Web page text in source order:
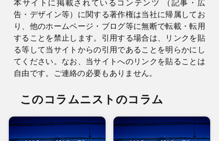
本サイトに掲載されているコンテンツ （記事・広
告・デザイン等）に関する著作権は当社に帰属してお
り、他のホームページ・ブログ等に無断で転載・転用
することを禁止します。引用する場合は、リンクを貼
る等して当サイトからの引用であることを明らかにし
てください。なお、当サイトへのリンクを貼ることは
自由です。ご連絡の必要もありません。
このコラムニストのコラム